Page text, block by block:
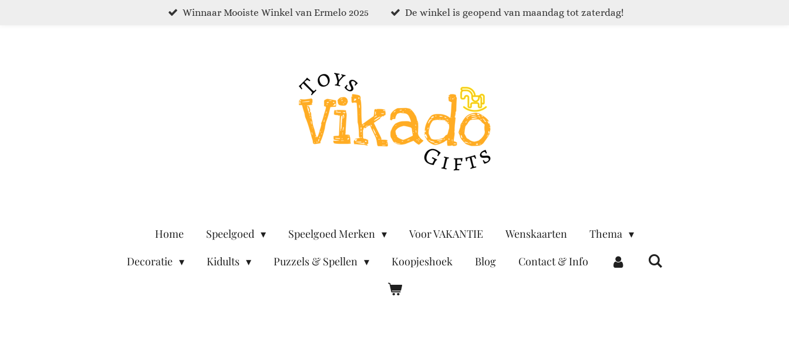
Winnaar Mooiste Winkel van Ermelo 2025 De winkel is geopend van maandag tot zaterdag!
Home Speelgoed Speelgoed Merken Voor VAKANTIE Wenskaarten
Thema
Decoratie
Kidults Puzzels & Spellen Koopjeshoek Blog Contact & Info